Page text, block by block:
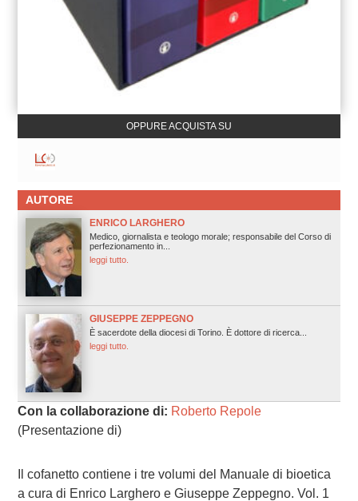
OPPURE ACQUISTA SU
AUTORE
ENRICO LARGHERO
Medico, giornalista e teologo morale; responsabile del Corso di
perfezionamento in...
leggi tutto.
GIUSEPPE ZEPPEGNO
È sacerdote della diocesi di Torino. È dottore di ricerca...
leggi tutto.
Con la collaborazione di: Roberto Repole
(Presentazione di)
Il cofanetto contiene i tre volumi del Manuale di bioetica
a cura di Enrico Larghero e Giuseppe Zeppegno. Vol. 1